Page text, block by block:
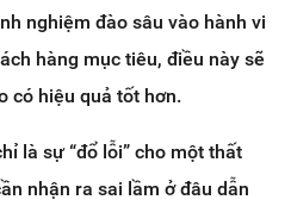
nghiệm đào sâu vào hành vi
hàng mục tiêu, điều này sẽ
có hiệu quả tốt hơn.
là sự “đổ lỗi” cho một thất
nhận ra sai lầm ở đâu dẫn